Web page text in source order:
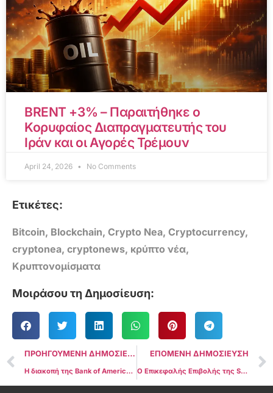
BRENT +3% – Παραιτήθηκε ο
Κορυφαίος Διαπραγματευτής του
Ιράν και οι Αγορές Τρέμουν
April 24, 2026 No Comments
Ετικέτες:
Bitcoin, Blockchain, Crypto Nea, Cryptocurrency,
cryptonea, cryptonews, κρύπτο νέα,
Κρυπτονομίσματα
Μοιράσου τη Δημοσίευση:
ΠΡΟΗΓΟΥΜΕΝΗ ΔΗΜΟΣΙΕΥΣΗ
Η διακοπή της Bank of America αφήνει τους πελάτες με υπόλοιπα λογαριασμών $0 σε όλη τη χώρα
ΕΠΟΜΕΝΗ ΔΗΜΟΣΙΕΥΣΗ
Ο Επικεφαλής Επιβολής της SEC, Grewal, θα παραιτηθεί